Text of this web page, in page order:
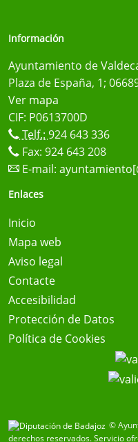
Información
Ayuntamiento de
Plaza de España, 1;
Ver mapa
CIF: P0613700D
Telf.: 924 643 336
Fax: 924 643 208
E-mail:
Enlaces
Inicio
Mapa web
Aviso legal
Contacte
Accesibilidad
Protección de Datos
Política de Cookies
©
derechos reservados.Servicio